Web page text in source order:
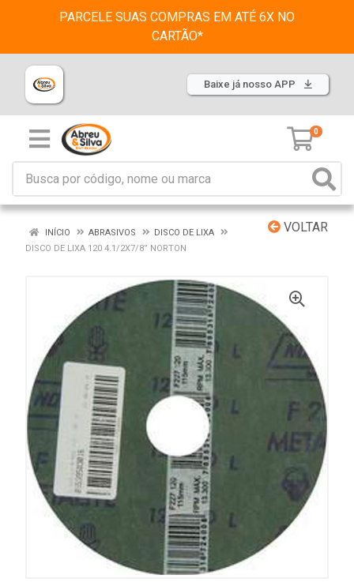
PARCELE SUAS COMPRAS EM ATÉ 6X NO
CARTÃO*
Baixe já nosso APP
0
VOLTAR
INÍCIO ABRASIVOS
DISCO DE LIXA
DISCO DE LIXA 120 4.1/2X7/8” NORTON